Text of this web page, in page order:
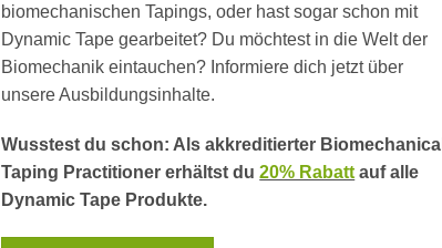
biomechanischen Tapings, oder hast sogar schon mit
Dynamic Tape gearbeitet? Du möchtest in die Welt der
Biomechanik eintauchen? Informiere dich jetzt über
unsere Ausbildungsinhalte.
Wusstest du schon: Als akkreditierter Biomechanical
Taping Practitioner erhältst du20% Rabattauf alle
Dynamic Tape Produkte.